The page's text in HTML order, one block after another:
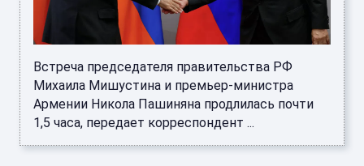
Встреча председателя правительства РФ
Михаила Мишустина и премьер-министра
Армении Никола Пашиняна продлилась почти
1,5 часа, передает корреспондент ...